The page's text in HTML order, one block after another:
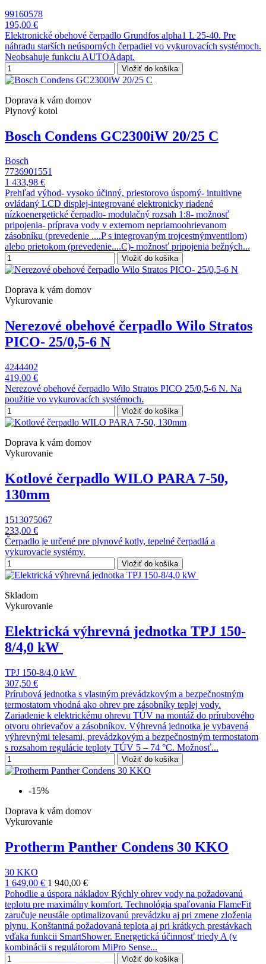
99160578
195,00 €
Elektronické obehové čerpadlo Grundfos alpha1 L 25-40. Pre
náhradu starších neúsporných čerpadiel vo vykurovacích systémoch.
Neobsahuje funkciu AUTOAdapt.
Vložiť do košíka
Doprava k vám domov
Plynový kotol
Bosch Condens GC2300iW 20/25 C
Bosch
7736901551
1 433,98 €
Prehľad výhod- vysoko účinný, priestorovo úsporný- intuitivne
ovládaný LCD displej-integrované elektronicky riadené
nízkoenergetické čerpadlo- modulačný rozsah 1:8- možnosť
pripojenia- príprava vody v externom nepriamoohrievanom
zásobníku (prevedenie ....P s integrovaným trojcestnýmventilom)
alebo prietokom (prevedenie....C)- možnosť pripojenia bežných...
Vložiť do košíka
Doprava k vám domov
Vykurovanie
Nerezové obehové čerpadlo Wilo Stratos
PICO- 25/0,5-6 N
4244402
419,00 €
Nerezové obehové čerpadlo Wilo Stratos PICO 25/0,5-6 N. Na
použitie vo vykurovacích systémoch.
Vložiť do košíka
Doprava k vám domov
Vykurovanie
Kotlové čerpadlo WILO PARA 7-50,
130mm
1513075067
233,00 €
Čerpadlo je určené pre plynové kotly, tepelné čerpadlá a
vykurovacie systémy.
Vložiť do košíka
Skladom
Vykurovanie
Elektrická výhrevná jednotka TPJ 150-
8/4,0 kW
TPJ 150-8/4,0 kW
307,50 €
Prírubová jednotka s vlastným prevádzkovým a bezpečnostným
termostatom vhodná ako ohrev pre zásobníky teplej vody.
Zariadenie k elektrickému ohrevu TÚV na montáž do prírubového
otvoru ohrievačov a zásobníkov. Výhrevná jednotka je vybavená
výhrevnými telesami, prevádzkovým a bezpečnostným termostatom
s rozsahom regulácie teploty TÚV 5 – 74 °C. Možnosť...
Vložiť do košíka
-15%
Doprava k vám domov
Vykurovanie
Protherm Panther Condens 30 KKO
30 KKO
1 649,00 € 1 940,00 €
Pohodlie a úspora nákladov Rýchly ohrev vody na požadovanú
teplotu pre maximálny komfort. Technológia spaľovania FlameFit
zaručuje neustále optimalizovanú prevádzku aj pri zmene zloženia
plynu. Konštantná požadovaná teplota aj pri krátkych prestávkach
vďaka funkcii SmartShower. Energetická účinnosť triedy A (v
kombinácii s regulátorom MiPro Sense...
Vložiť do košíka